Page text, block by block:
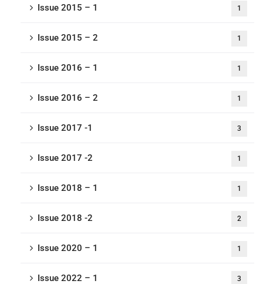
Issue 2015 – 1 1
Issue 2015 – 2 1
Issue 2016 – 1 1
Issue 2016 – 2 1
Issue 2017 -1 3
Issue 2017 -2 1
Issue 2018 – 1 1
Issue 2018 -2 2
Issue 2020 – 1 1
Issue 2022 – 1 3